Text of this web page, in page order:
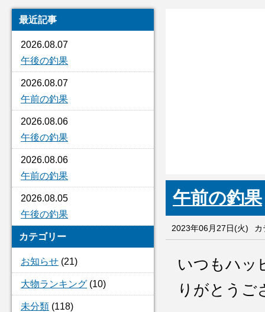
最近記事
2026.08.07
午後の釣果
2026.08.07
午前の釣果
2026.08.06
午後の釣果
2026.08.06
午前の釣果
2026.08.05
午後の釣果
カテゴリー
お知らせ (21)
大物ランキング (10)
未分類 (118)
午前の釣果
2023年06月27日(火) カ
いつもハッ
りがとうご